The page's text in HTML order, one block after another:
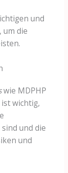
und
die
wie MDPHP
wichtig,
und die
und